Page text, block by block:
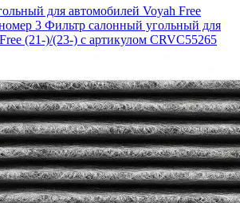
для автомобилей Voyah Free
3 Фильтр салонный угольный для
(21-)/(23-) с артикулом CRVC55265